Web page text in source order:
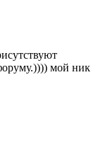
мой ник